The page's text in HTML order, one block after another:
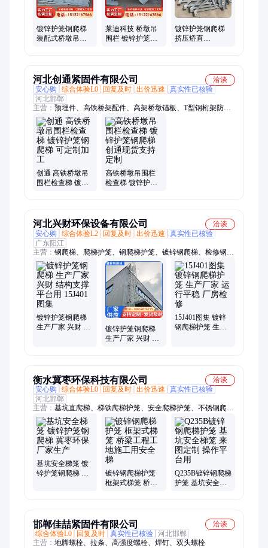
镀锌护笼钢爬梯
装配式桥墩吊围
莱迪科技 桥墩吊
围栏 镀锌护笼钢
镀锌护笼钢爬梯
挤压矫直
河北创通紧固件有限公司
洽谈
安心购
综合体验L0 回复及时 出价迅速
真实性已核验
河北邯郸
主营： 预埋件、高铁桥架配件、高架桥墩锚板、T型钢桁架防撞
挡块、公路钢桁架防撞梁挡块、热镀锌桥梁预埋件、铁路专用钢
横梁、防腐型钢横梁、工程基建钢横梁、公路桥梁钢横梁、重载
型钢横梁、人行天桥钢横梁、非标定制钢横梁、干线铁路钢横
梁、高架桥梁钢横梁、抗震桥梁预埋件加工、铁路桥梁限位挡
块、市政桥梁防落梁挡块、轨道桥梁抗震挡块、城际桥梁防坠梁
挡块、合金共渗桥梁预埋件、路桥工程防落梁构件、高速路桥预
埋挡块、轨道交通桥梁预埋件
创通 高铁桥墩吊
围栏检查梯 镀锌
高铁桥墩吊围栏
检查梯 镀锌护笼
河北兴财环保设备有限公司
洽谈
安心购
综合体验L2 回复及时 出价迅速
真实性已核验
广东阳江
主营： 钢爬梯、爬梯护笼、钢爬梯护笼、镀锌钢爬梯、检修钢爬
梯、铝合金爬梯护笼、铁爬梯、不锈钢爬梯、热镀锌爬梯
镀锌护笼钢爬梯
生产厂家 兴财 结
镀锌护笼钢爬梯
生产厂家 兴财 耐
15J401图集 镀锌
钢爬梯护笼 生产
衡水冀枣环保科技有限公司
洽谈
安心购
综合体验L0 回复及时 出价迅速
真实性已核验
河北邯郸
主营： 基坑直爬梯、梯铁爬梯护笼、安全爬梯护笼、不锈钢爬梯
护笼、镀锌直爬钢梯子、工程玻璃钢直梯、镀锌钢爬梯护笼、玻
璃钢爬梯护笼、绝缘梯子、深井安全扶梯
基坑安全梯笼 镀
锌护笼钢爬梯 冀
镀锌钢爬梯护笼
框架式梯笼 桥梁
Q235B镀锌钢爬梯
护笼 基坑安全梯
邯郸佳喆紧固件有限公司
洽谈
综合体验L0
回复及时 真实性已核验 河北邯郸
主营： 地脚螺栓、拉条、高强度螺栓、焊钉、双头螺栓